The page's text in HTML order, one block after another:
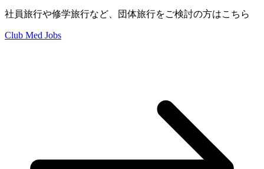
社員旅行や修学旅行など、団体旅行をご検討の方はこちら
Club Med Jobs